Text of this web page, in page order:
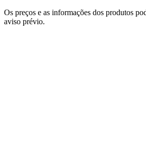
Os preços e as informações dos produtos
aviso prévio.